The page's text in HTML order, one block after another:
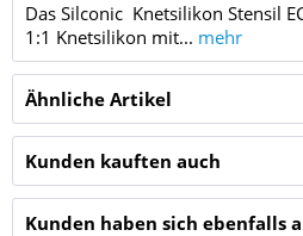
Das Silconic Knetsilikon Stensil
1:1 Knetsilikon mit... mehr
Ähnliche Artikel
Kunden kauften auch
Kunden haben sich ebenfalls